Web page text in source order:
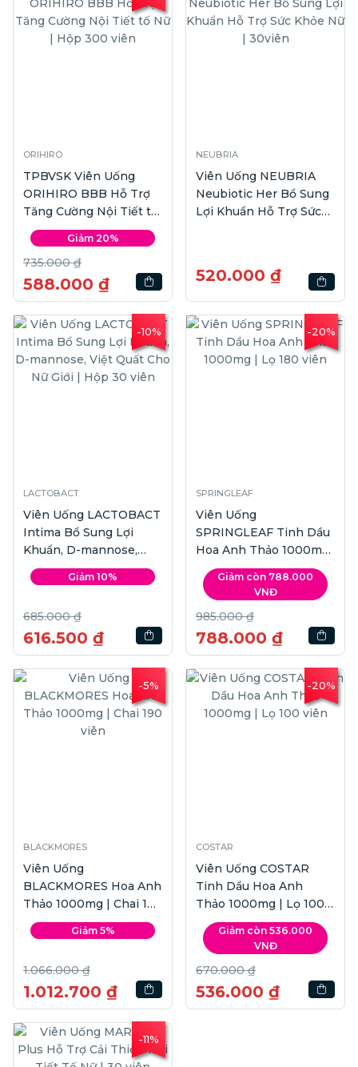
ORIHIRO
TPBVSK Viên Uống
ORIHIRO BBB Hỗ Trợ
Tăng Cường Nội Tiết tố
Nữ | Hộp 300 viên
Giảm 20%
735.000 ₫
588.000 ₫
NEUBRIA
Viên Uống NEUBRIA
Neubiotic Her Bổ Sung
Lợi Khuẩn Hỗ Trợ Sức
520.000 ₫
-10%
LACTOBACT
Viên Uống LACTOBACT
Intima Bổ Sung Lợi
Khuẩn, D-mannose,
Việt Quất Cho Nữ Giới |
Hộp 30 viên
Giảm 10%
685.000 ₫
616.500 ₫
-20%
SPRINGLEAF
Viên Uống
SPRINGLEAF Tinh Dầu
Hoa Anh Thảo 1000mg
| Lọ 180 viên
Giảm còn 788.000
VNĐ
985.000 ₫
788.000 ₫
-5%
BLACKMORES
Viên Uống
BLACKMORES Hoa Anh
Thảo 1000mg | Chai 190
viên
Giảm 5%
1.066.000 ₫
1.012.700 ₫
-20%
COSTAR
Viên Uống COSTAR
Tinh Dầu Hoa Anh
Thảo 1000mg | Lọ 100
viên
Giảm còn 536.000
VNĐ
670.000 ₫
536.000 ₫
-11%